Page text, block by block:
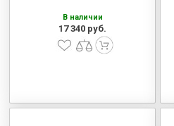
В наличии
17 340 руб.